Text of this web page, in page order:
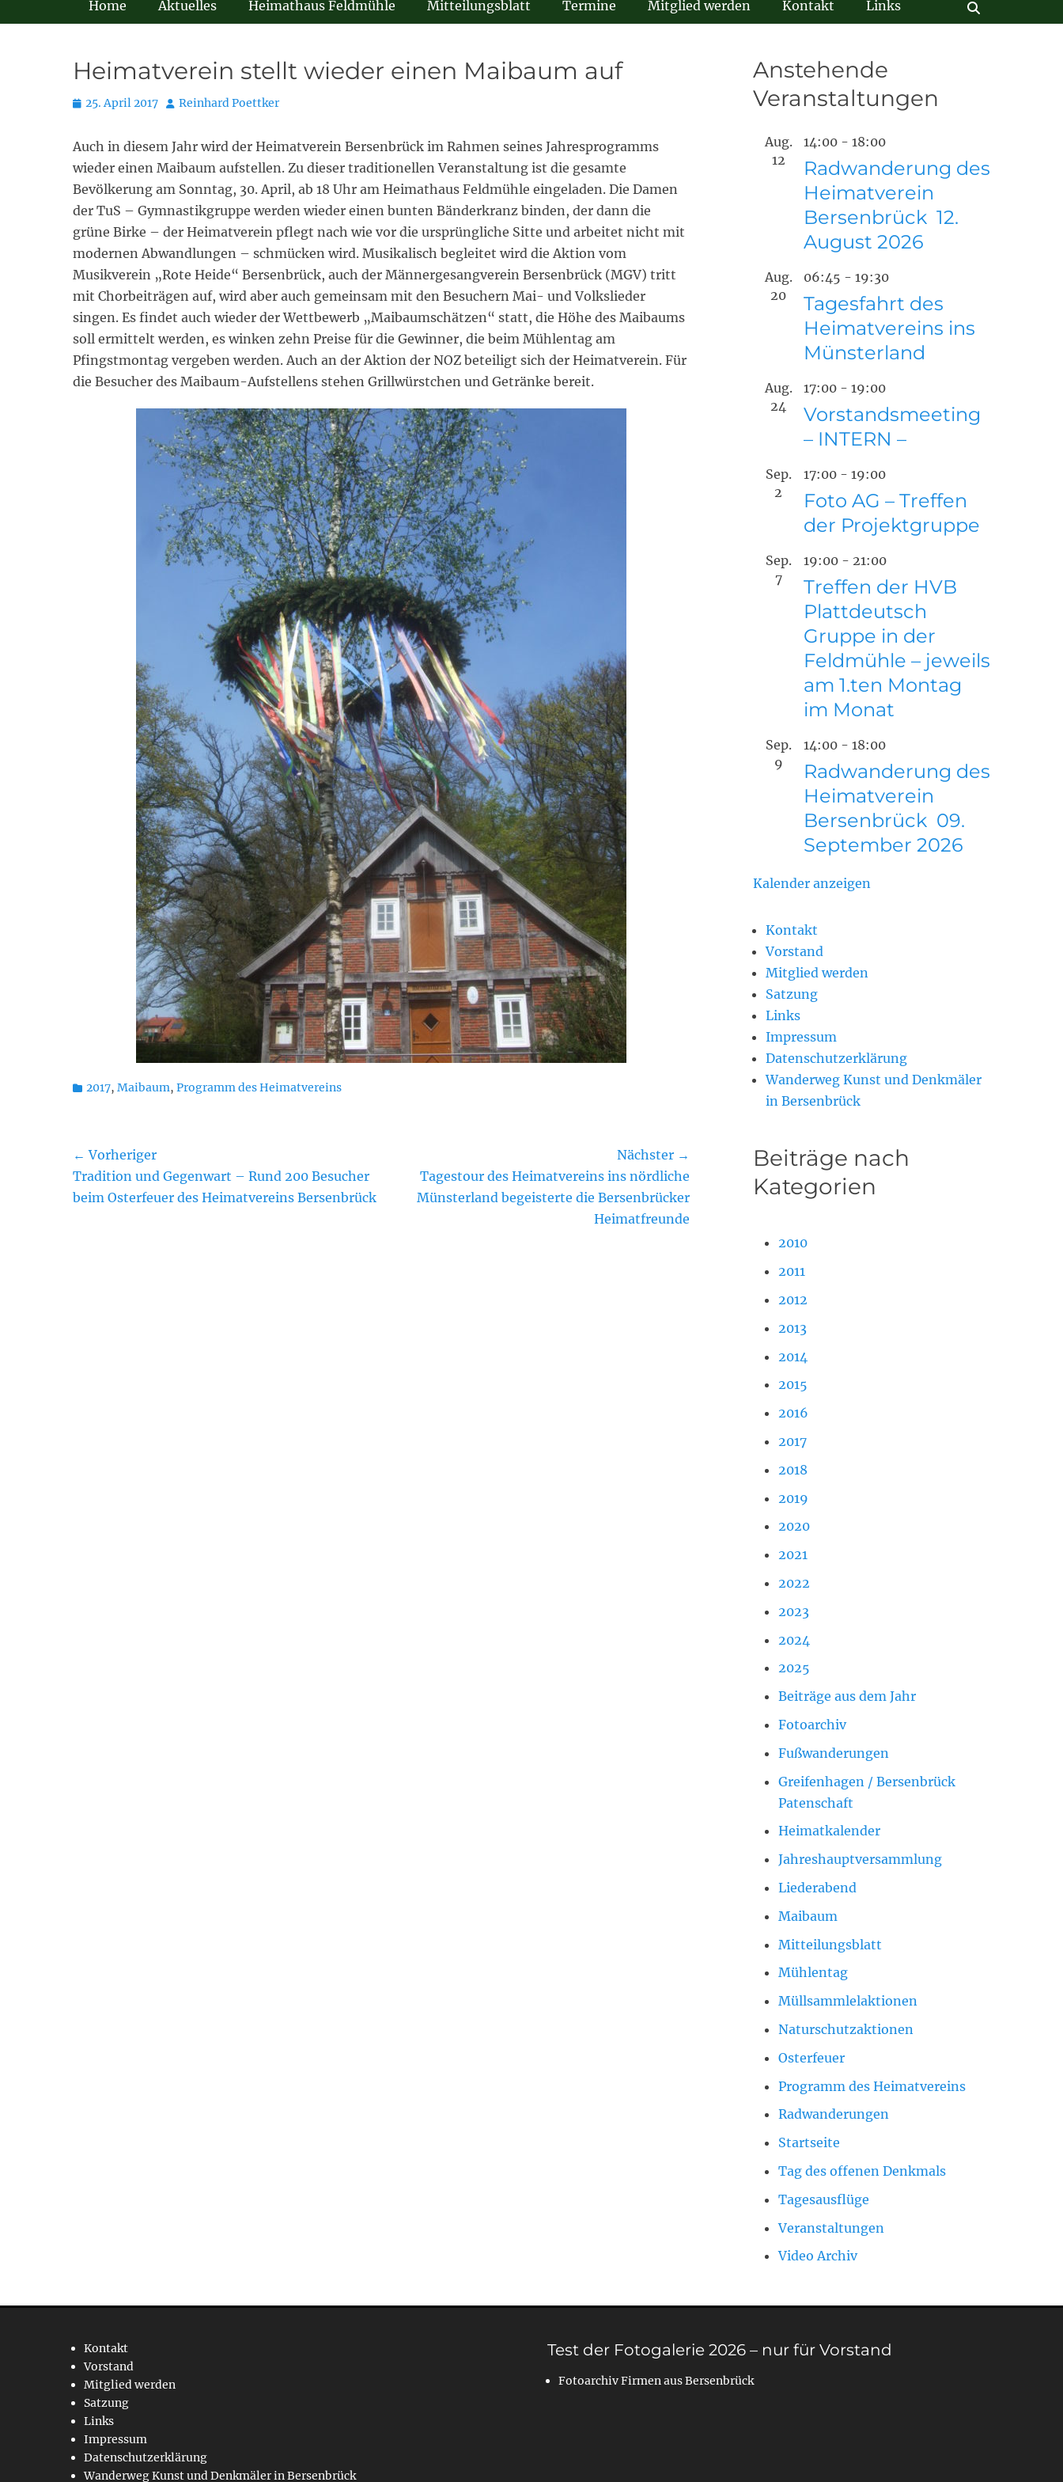
Home Aktuelles Heimathaus Feldmühle Mitteilungsblatt Termine Mitglied werden Kontakt Links
Heimatverein stellt wieder einen Maibaum auf
Posted
25. April 2017 Autor
Reinhard Poettker
Auch in diesem Jahr wird der Heimatverein Bersenbrück im Rahmen seines Jahresprogramms
wieder einen Maibaum aufstellen. Zu dieser traditionellen Veranstaltung ist die gesamte
Bevölkerung am Sonntag, 30. April, ab 18 Uhr am Heimathaus Feldmühle eingeladen. Die Damen
der TuS – Gymnastikgruppe werden wieder einen bunten Bänderkranz binden, der dann die
grüne Birke – der Heimatverein pflegt nach wie vor die ursprüngliche Sitte und arbeitet nicht mit
modernen Abwandlungen – schmücken wird. Musikalisch begleitet wird die Aktion vom
Musikverein „Rote Heide“ Bersenbrück, auch der Männergesangverein Bersenbrück (MGV) tritt
mit Chorbeiträgen auf, wird aber auch gemeinsam mit den Besuchern Mai- und Volkslieder
singen. Es findet auch wieder der Wettbewerb „Maibaumschätzen“ statt, die Höhe des Maibaums
soll ermittelt werden, es winken zehn Preise für die Gewinner, die beim Mühlentag am
Pfingstmontag vergeben werden. Auch an der Aktion der NOZ beteiligt sich der Heimatverein. Für
die Besucher des Maibaum-Aufstellens stehen Grillwürstchen und Getränke bereit.
Kategorien
2017, Maibaum, Programm des Heimatvereins
Beitragsnavigation
← Vorheriger
Vorheriger
Beitrag:
Tradition und Gegenwart – Rund 200 Besucher
beim Osterfeuer des Heimatvereins Bersenbrück
Nächster →
Nächster
Beitrag:
Tagestour des Heimatvereins ins nördliche
Münsterland begeisterte die Bersenbrücker
Heimatfreunde
Anstehende
Veranstaltungen
Aug.
12
14:00 - 18:00
Radwanderung des
Heimatverein
Bersenbrück 12.
August 2026
Aug.
20
06:45 - 19:30
Tagesfahrt des
Heimatvereins ins
Münsterland
Aug.
24
17:00 - 19:00
Vorstandsmeeting
– INTERN –
Sep.
2
17:00 - 19:00
Foto AG – Treffen
der Projektgruppe
Sep.
7
19:00 - 21:00
Treffen der HVB
Plattdeutsch
Gruppe in der
Feldmühle – jeweils
am 1.ten Montag
im Monat
Sep.
9
14:00 - 18:00
Radwanderung des
Heimatverein
Bersenbrück 09.
September 2026
Kalender anzeigen
Kontakt
Vorstand
Mitglied werden
Satzung
Links
Impressum
Datenschutzerklärung
Wanderweg Kunst und Denkmäler
in Bersenbrück
Beiträge nach
Kategorien
2010
2011
2012
2013
2014
2015
2016
2017
2018
2019
2020
2021
2022
2023
2024
2025
Beiträge aus dem Jahr
Fotoarchiv
Fußwanderungen
Greifenhagen / Bersenbrück
Patenschaft
Heimatkalender
Jahreshauptversammlung
Liederabend
Maibaum
Mitteilungsblatt
Mühlentag
Müllsammlelaktionen
Naturschutzaktionen
Osterfeuer
Programm des Heimatvereins
Radwanderungen
Startseite
Tag des offenen Denkmals
Tagesausflüge
Veranstaltungen
Video Archiv
Kontakt
Vorstand
Mitglied werden
Satzung
Links
Impressum
Datenschutzerklärung
Wanderweg Kunst und Denkmäler in Bersenbrück
Test der Fotogalerie 2026 – nur für Vorstand
Fotoarchiv Firmen aus Bersenbrück